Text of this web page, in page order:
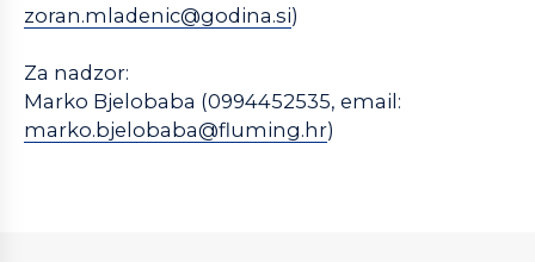
zoran.mladenic@godina.si)
Za nadzor:
Marko Bjelobaba (0994452535, email:
marko.bjelobaba@fluming.hr)